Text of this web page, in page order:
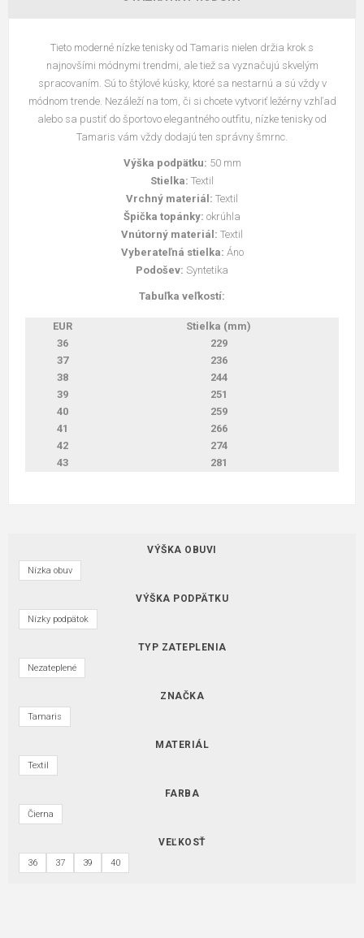
Tieto moderné nízke tenisky od Tamaris nielen držia krok s
najnovšími módnymi trendmi, ale tiež sa vyznačujú skvelým
spracovaním. Sú to štýlové kúsky, ktoré sa nestarnú a sú vždy v
módnom trende. Nezáleží na tom, či si chcete vytvoriť ležérny vzhľad
alebo sa pustiť do športovo elegantného outfitu, nízke tenisky od
Tamaris vám vždy dodajú ten správny šmrnc.
Výška podpätku: 50 mm
Stielka: Textil
Vrchný materiál: Textil
Špička topánky: okrúhla
Vnútorný materiál: Textil
Vyberateľná stielka: Áno
Podošev: Syntetika
Tabuľka veľkostí:
EUR
Stielka (mm)
36
229
37
236
38
244
39
251
40
259
41
266
42
274
43
281
VÝŠKA OBUVI
Nízka obuv
VÝŠKA PODPÄTKU
Nízky podpätok
TYP ZATEPLENIA
Nezateplené
ZNAČKA
Tamaris
MATERIÁL
Textil
FARBA
Čierna
VEĽKOSŤ
36 37 39 40